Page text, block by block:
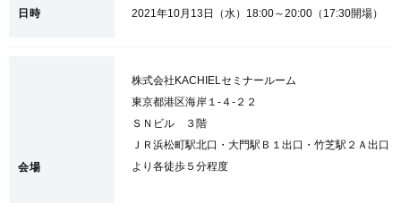
日時 2021年10月13日（水）18:00～20:00（17:30開場）
会場
株式会社KACHIELセミナールーム
東京都港区海岸１-４-２２
ＳＮビル ３階
ＪＲ浜松町駅北口・大門駅Ｂ１出口・竹芝駅２Ａ出口
より各徒歩５分程度